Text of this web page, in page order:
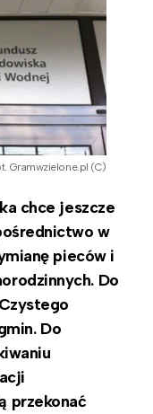
Gramwzielone.pl (C)
chce jeszcze
w
pieców i
Do
Do
przekonać